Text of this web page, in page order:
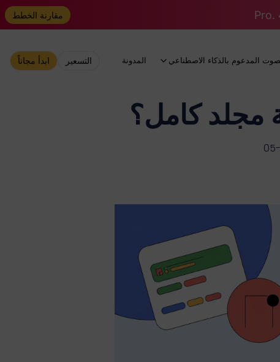
مقارنة الخطط
المدعوم بالذكاء الاصطناعي المدونة التسعير ابدأ مجاناً